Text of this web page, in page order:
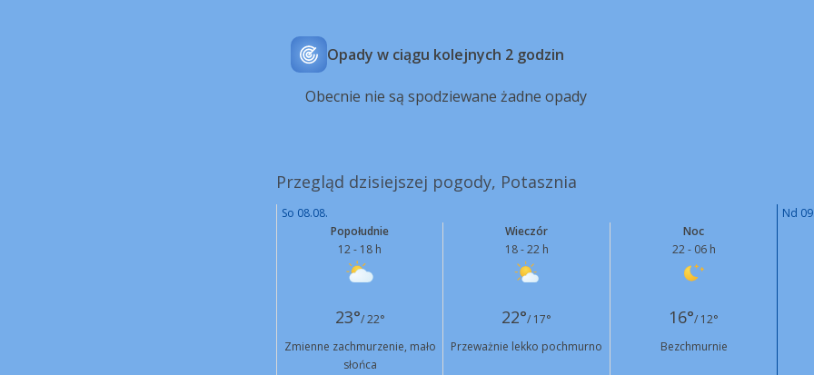
Opady w ciągu kolejnych 2 godzin
Obecnie nie są spodziewane żadne opady
Przegląd dzisiejszej pogody, Potasznia
So 08.08.
Nd
Popołudnie
12 - 18 h
Wieczór
18 - 22 h
Noc
22 - 06 h
23°/ 22° 22°/ 17° 16°/ 12°
Zmienne zachmurzenie, mało
słońca
Przeważnie lekko pochmurno Bezchmurnie